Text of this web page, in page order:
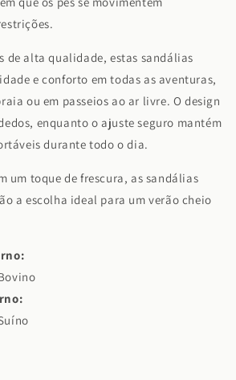
de alta qualidade, estas sandálias
e conforto em todas as aventuras,
ou em passeios ao ar livre. O design
enquanto o ajuste seguro mantém
durante todo o dia.
um toque de frescura, as sandálias
a escolha ideal para um verão cheio